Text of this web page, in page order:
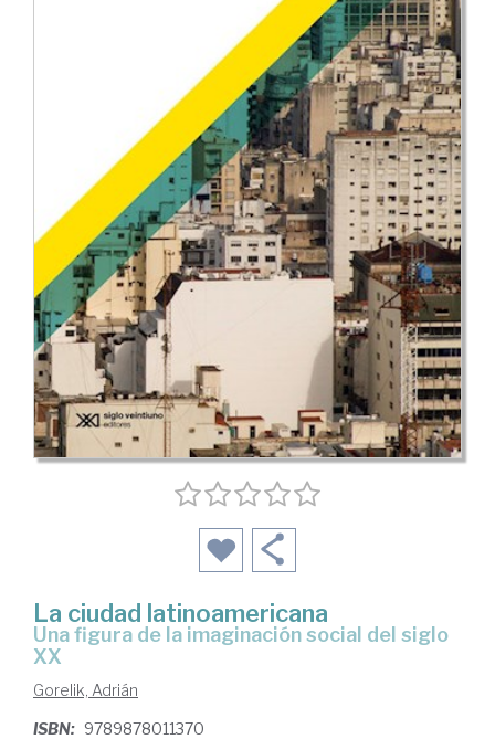
La ciudad latinoamericana
una figura de la imaginación social del siglo
XX
Gorelik, Adrián
ISBN: 9789878011370